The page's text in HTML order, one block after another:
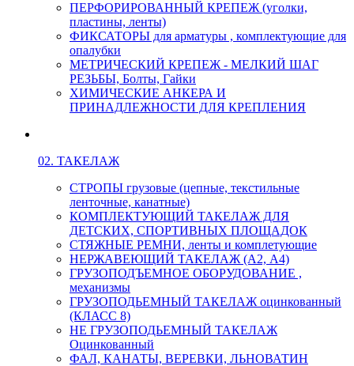
ПЕРФОРИРОВАННЫЙ КРЕПЕЖ (уголки,
пластины, ленты)
ФИКСАТОРЫ для арматуры , комплектующие для
опалубки
МЕТРИЧЕСКИЙ КРЕПЕЖ - МЕЛКИЙ ШАГ
РЕЗЬБЫ, Болты, Гайки
ХИМИЧЕСКИЕ АНКЕРА И
ПРИНАДЛЕЖНОСТИ ДЛЯ КРЕПЛЕНИЯ
02. ТАКЕЛАЖ
СТРОПЫ грузовые (цепные, текстильные
ленточные, канатные)
КОМПЛЕКТУЮЩИЙ ТАКЕЛАЖ ДЛЯ
ДЕТСКИХ, СПОРТИВНЫХ ПЛОЩАДОК
СТЯЖНЫЕ РЕМНИ, ленты и комплетующие
НЕРЖАВЕЮЩИЙ ТАКЕЛАЖ (А2, А4)
ГРУЗОПОДЪЕМНОЕ ОБОРУДОВАНИЕ ,
механизмы
ГРУЗОПОДЬЕМНЫЙ ТАКЕЛАЖ оцинкованный
(КЛАСС 8)
НЕ ГРУЗОПОДЬЕМНЫЙ ТАКЕЛАЖ
Оцинкованный
ФАЛ, КАНАТЫ, ВЕРЕВКИ, ЛЬНОВАТИН